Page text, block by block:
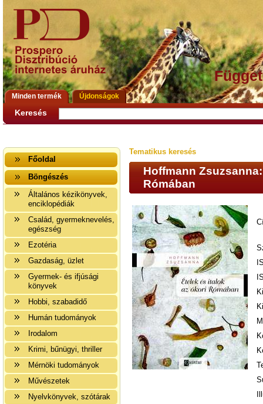
Minden termék Újdonságok
Keresés
Főoldal
Böngészés
Általános kézikönyvek,
enciklopédiák
Család, gyermeknevelés,
egészség
Ezotéria
Gazdaság, üzlet
Gyermek- és ifjúsági
könyvek
Hobbi, szabadidő
Humán tudományok
Irodalom
Krimi, bűnügyi, thriller
Mérnöki tudományok
Művészetek
Nyelvkönyvek, szótárak
Tematikus keresés
Hoffmann
Rómában